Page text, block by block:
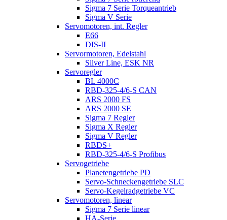
Sigma 7 Serie Torqueantrieb
Sigma V Serie
Servomotoren, int. Regler
E66
DIS-II
Servormotoren, Edelstahl
Silver Line, ESK NR
Servoregler
BL 4000C
RBD-325-4/6-S CAN
ARS 2000 FS
ARS 2000 SE
Sigma 7 Regler
Sigma X Regler
Sigma V Regler
RBDS+
RBD-325-4/6-S Profibus
Servogetriebe
Planetengetriebe PD
Servo-Schneckengetriebe SLC
Servo-Kegelradgetriebe VC
Servomotoren, linear
Sigma 7 Serie linear
HA-Serie